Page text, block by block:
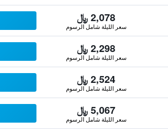
2,078 ﷼
سعر الليلة شامل الرسوم
2,298 ﷼
سعر الليلة شامل الرسوم
2,524 ﷼
سعر الليلة شامل الرسوم
5,067 ﷼
سعر الليلة شامل الرسوم